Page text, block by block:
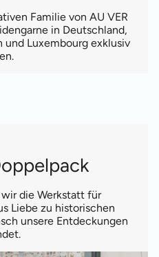
Familie von AU VER
in Deutschland,
und Luxembourg exklusiv
die Werkstatt für
Liebe zu historischen
unsere Entdeckungen